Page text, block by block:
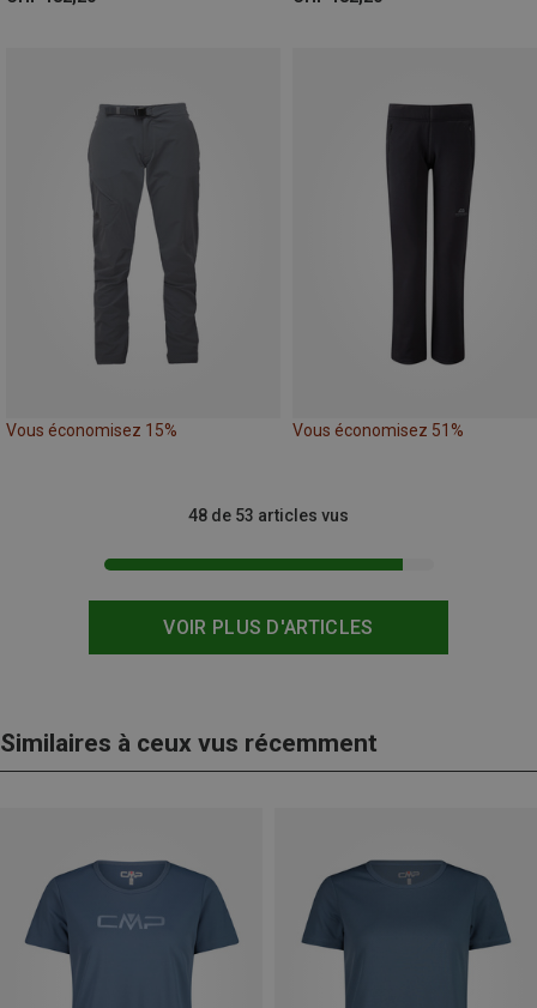
Vous économisez 15% Vous économisez 51%
VOIR PLUS D'ARTICLES
48 de 53 articles vus
Similaires à ceux vus récemment